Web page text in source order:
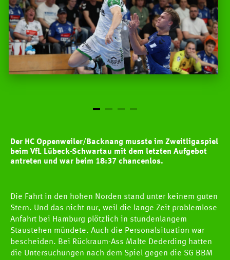
Der HC Oppenweiler/Backnang musste im Zweitligaspiel
beim VfL Lübeck-Schwartau mit dem letzten Aufgebot
antreten und war beim 18:37 chancenlos.
Die Fahrt in den hohen Norden stand unter keinem guten
Stern. Und das nicht nur, weil die lange Zeit problemlose
Anfahrt bei Hamburg plötzlich in stundenlangem
Staustehen mündete. Auch die Personalsituation war
bescheiden. Bei Rückraum-Ass Malte Dederding hatten
die Untersuchungen nach dem Spiel gegen die SG BBM